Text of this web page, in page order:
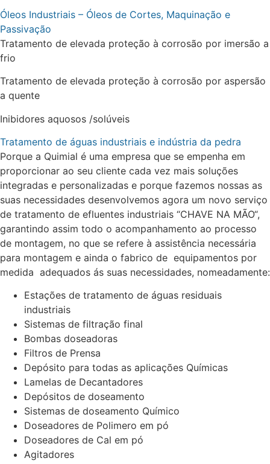
Óleos Industriais – Óleos de Cortes, Maquinação e
Passivação
Tratamento de elevada proteção à corrosão por imersão a
frio
Tratamento de elevada proteção à corrosão por aspersão
a quente
Inibidores aquosos /solúveis
Tratamento de águas industriais e indústria da pedra
Porque a Quimial é uma empresa que se empenha em
proporcionar ao seu cliente cada vez mais soluções
integradas e personalizadas e porque fazemos nossas as
suas necessidades desenvolvemos agora um novo serviço
de tratamento de efluentes industriais “CHAVE NA MÃO“,
garantindo assim todo o acompanhamento ao processo
de montagem, no que se refere à assistência necessária
para montagem e ainda o fabrico de equipamentos por
medida adequados ás suas necessidades, nomeadamente:
Estações de tratamento de águas residuais
industriais
Sistemas de filtração final
Bombas doseadoras
Filtros de Prensa
Depósito para todas as aplicações Químicas
Lamelas de Decantadores
Depósitos de doseamento
Sistemas de doseamento Químico
Doseadores de Polimero em pó
Doseadores de Cal em pó
Agitadores